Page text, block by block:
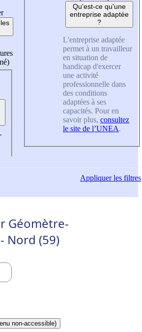
Qu'est-ce qu'une
entreprise adaptée
?
L'entreprise adaptée
permet à un travailleur
en situation de
handicap d'exercer
une activité
professionnelle dans
des conditions
adaptées à ses
capacités. Pour en
savoir plus, consultez
le site de l’UNEA.
Appliquerles filtres
Géomètre-
Nord (59)
non-accessible)